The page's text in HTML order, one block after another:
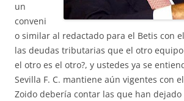
un
conveni
o similar al redactado para el Betis con
las deudas tributarias que el otro
el otro es el otro?, y ustedes ya se
Sevilla F. C. mantiene aún vigentes con
Zoido debería contar las que han